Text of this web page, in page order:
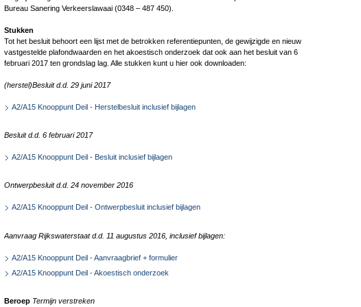
Bureau Sanering Verkeerslawaai (0348 – 487 450).
Stukken
Tot het besluit behoort een lijst met de betrokken referentiepunten, de gewijzigde en nieuw
vastgestelde plafondwaarden en het akoestisch onderzoek dat ook aan het besluit van 6
februari 2017 ten grondslag lag. Alle stukken kunt u hier ook downloaden:
(herstel)Besluit d.d. 29 juni 2017
A2/A15 Knooppunt Deil - Herstelbesluit inclusief bijlagen
Besluit d.d. 6 februari 2017
A2/A15 Knooppunt Deil - Besluit inclusief bijlagen
Ontwerpbesluit d.d. 24 november 2016
A2/A15 Knooppunt Deil - Ontwerpbesluit inclusief bijlagen
Aanvraag Rijkswaterstaat d.d. 11 augustus 2016, inclusief bijlagen:
A2/A15 Knooppunt Deil - Aanvraagbrief + formulier
A2/A15 Knooppunt Deil - Akoestisch onderzoek
Beroep Termijn verstreken